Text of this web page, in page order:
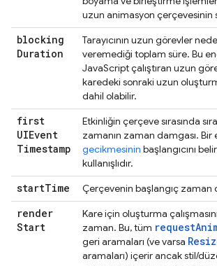
uzun animasyon çerçevesinin
blocking
Duration
Tarayıcının uzun görevler
veremediği toplam süre. Bu
JavaScript çalıştıran uzun
karedeki sonraki uzun
dahil olabilir.
first
UIEvent
Timestamp
Etkinliğin çerçeve sırasında
zamanın zaman damgası. Bir
gecikmesinin başlangıcını
kullanışlıdır.
startTime Çerçevenin başlangıç zaman
render
Start
Kare için oluşturma
zaman. Bu, tüm
geri aramaları (ve varsa
aramaları) içerir ancak stil/